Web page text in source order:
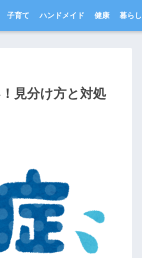
子育て ハンドメイド 健康 暮らし
見分け方と対処